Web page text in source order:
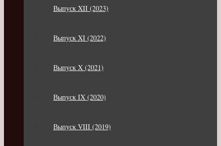
Выпуск XII (2023)
Выпуск XI (2022)
Выпуск X (2021)
Выпуск IX (2020)
Выпуск VIII (2019)